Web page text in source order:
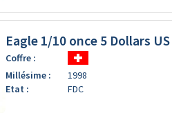
Eagle 1/10 once 5 Dollars US
Coffre :
Millésime :
1998
Etat :
FDC